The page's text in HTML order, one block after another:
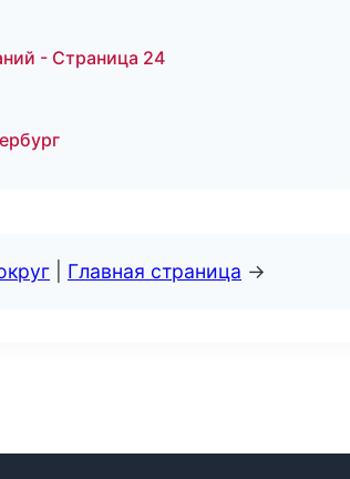
- Страница 24
Главная страница →